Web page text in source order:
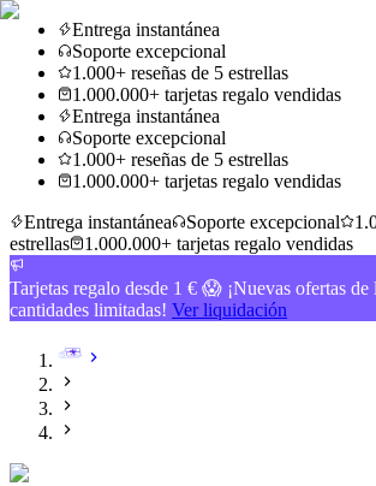
Entrega instantánea
Soporte excepcional
1.000+ reseñas de 5 estrellas
1.000.000+ tarjetas regalo vendidas
Entrega instantánea
Soporte excepcional
1.000+ reseñas de 5 estrellas
1.000.000+ tarjetas regalo vendidas
Entrega instantánea
Soporte excepcional
estrellas
1.000.000+ tarjetas regalo vendidas
Tarjetas regalo desde 1 € 😱 ¡Nuevas ofertas
cantidades limitadas! Ver liquidación